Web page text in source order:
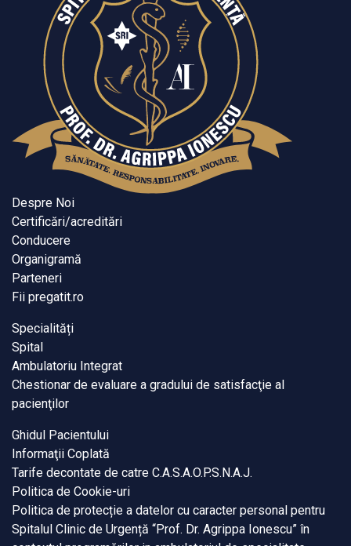
Despre Noi
Certificări/acreditări
Conducere
Organigramă
Parteneri
Fii pregatit.ro
Specialități
Spital
Ambulatoriu Integrat
Chestionar de evaluare a gradului de satisfacţie al
pacienţilor
Ghidul Pacientului
Informaţii Coplată
Tarife decontate de catre C.A.S.A.O.P.S.N.A.J.
Politica de Cookie-uri
Politica de protecție a datelor cu caracter personal pentru
Spitalul Clinic de Urgență “Prof. Dr. Agrippa Ionescu” în